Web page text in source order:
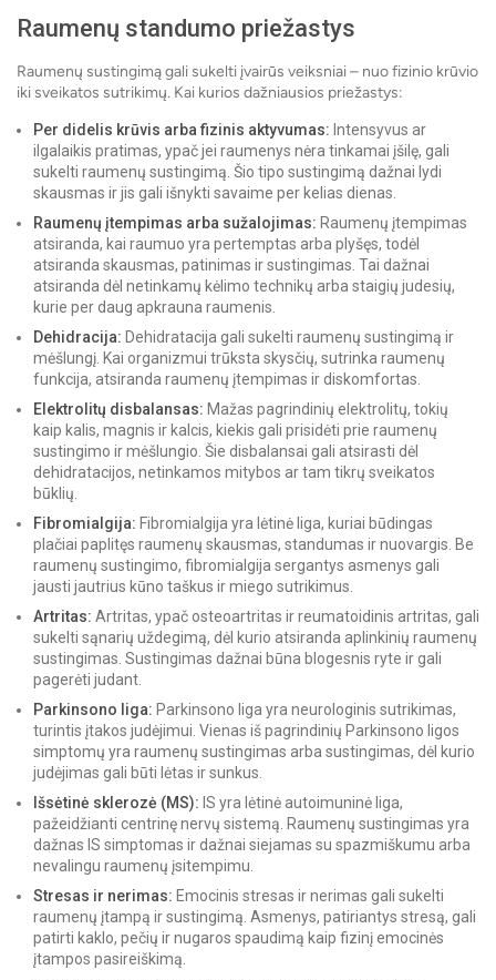
Raumenų standumo priežastys
Raumenų sustingimą gali sukelti įvairūs veiksniai – nuo ​​fizinio krūvio
iki sveikatos sutrikimų. Kai kurios dažniausios priežastys:
Per didelis krūvis arba fizinis aktyvumas: Intensyvus ar
ilgalaikis pratimas, ypač jei raumenys nėra tinkamai įšilę, gali
sukelti raumenų sustingimą. Šio tipo sustingimą dažnai lydi
skausmas ir jis gali išnykti savaime per kelias dienas.
Raumenų įtempimas arba sužalojimas: Raumenų įtempimas
atsiranda, kai raumuo yra pertemptas arba plyšęs, todėl
atsiranda skausmas, patinimas ir sustingimas. Tai dažnai
atsiranda dėl netinkamų kėlimo technikų arba staigių judesių,
kurie per daug apkrauna raumenis.
Dehidracija: Dehidratacija gali sukelti raumenų sustingimą ir
mėšlungį. Kai organizmui trūksta skysčių, sutrinka raumenų
funkcija, atsiranda raumenų įtempimas ir diskomfortas.
Elektrolitų disbalansas: Mažas pagrindinių elektrolitų, tokių
kaip kalis, magnis ir kalcis, kiekis gali prisidėti prie raumenų
sustingimo ir mėšlungio. Šie disbalansai gali atsirasti dėl
dehidratacijos, netinkamos mitybos ar tam tikrų sveikatos
būklių.
Fibromialgija: Fibromialgija yra lėtinė liga, kuriai būdingas
plačiai paplitęs raumenų skausmas, standumas ir nuovargis. Be
raumenų sustingimo, fibromialgija sergantys asmenys gali
jausti jautrius kūno taškus ir miego sutrikimus.
Artritas: Artritas, ypač osteoartritas ir reumatoidinis artritas, gali
sukelti sąnarių uždegimą, dėl kurio atsiranda aplinkinių raumenų
sustingimas. Sustingimas dažnai būna blogesnis ryte ir gali
pagerėti judant.
Parkinsono liga: Parkinsono liga yra neurologinis sutrikimas,
turintis įtakos judėjimui. Vienas iš pagrindinių Parkinsono ligos
simptomų yra raumenų sustingimas arba sustingimas, dėl kurio
judėjimas gali būti lėtas ir sunkus.
Išsėtinė sklerozė (MS): IS yra lėtinė autoimuninė liga,
pažeidžianti centrinę nervų sistemą. Raumenų sustingimas yra
dažnas IS simptomas ir dažnai siejamas su spazmiškumu arba
nevalingu raumenų įsitempimu.
Stresas ir nerimas: Emocinis stresas ir nerimas gali sukelti
raumenų įtampą ir sustingimą. Asmenys, patiriantys stresą, gali
patirti kaklo, pečių ir nugaros spaudimą kaip fizinį emocinės
įtampos pasireiškimą.